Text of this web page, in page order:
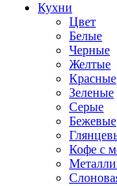
Кухни
Цвет
Белые
Черные
Желтые
Красные
Зеленые
Серые
Бежевые
Кофе с